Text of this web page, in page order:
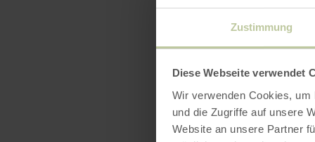
Zustimmung
Diese Webseite verwendet
Wir verwenden Cookies,
und die Zugriffe auf unsere
Website an unsere Partner
source au
ne font
De la rive
s'étend